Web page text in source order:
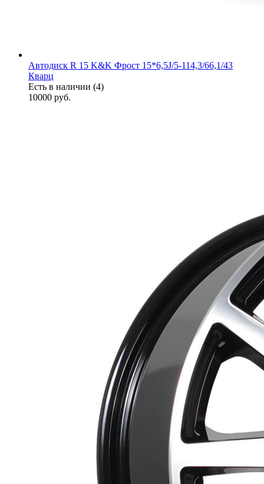
Автодиск R 15 K&K Фрост 15*6,5J/5-114,3/66,1/43
Кварц
Есть в наличии (4)
10000 руб.